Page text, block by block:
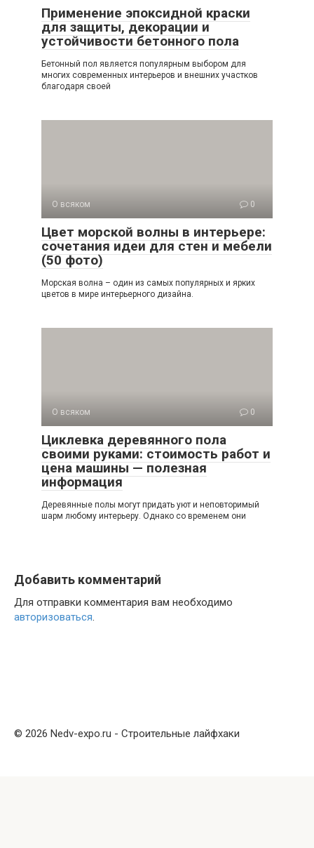
Применение эпоксидной краски
для защиты, декорации и
устойчивости бетонного пола
Бетонный пол является популярным выбором для
многих современных интерьеров и внешних участков
благодаря своей
О всяком 0
Цвет морской волны в интерьере:
сочетания идеи для стен и мебели
(50 фото)
Морская волна – один из самых популярных и ярких
цветов в мире интерьерного дизайна.
О всяком 0
Циклевка деревянного пола
своими руками: стоимость работ и
цена машины — полезная
информация
Деревянные полы могут придать уют и неповторимый
шарм любому интерьеру. Однако со временем они
Добавить комментарий
Для отправки комментария вам необходимо
авторизоваться.
© 2026 Nedv-expo.ru - Строительные лайфхаки